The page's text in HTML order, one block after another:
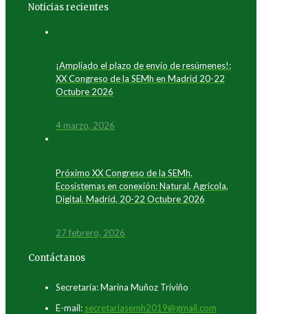
Noticias recientes
¡Ampliado el plazo de envío de resúmenes!:
XX Congreso de la SEMh en Madrid 20-22
Octubre 2026
4 marzo, 2026
Próximo XX Congreso de la SEMh.
Ecosistemas en conexión: Natural, Agrícola,
Digital. Madrid, 20-22 Octubre 2026
27 febrero, 2026
Contáctanos
Secretaría: Marina Muñoz Triviño
E-mail: secretariasemh2019@gmail.com